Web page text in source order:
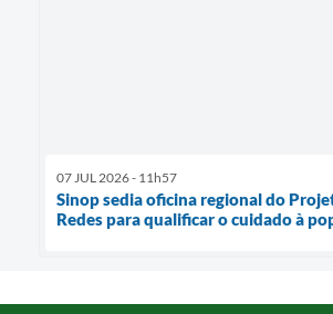
07 JUL 2026 - 11h57
Sinop sedia oficina regional do
Redes para qualificar o cuidado à